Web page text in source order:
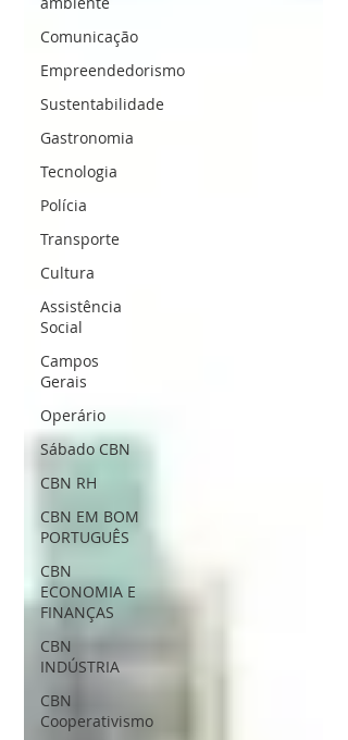
Comunicação
Empreendedorismo
Sustentabilidade
Gastronomia
Tecnologia
Polícia
Transporte
Cultura
Assistência
Social
Campos
Gerais
Operário
Sábado CBN
CBN RH
CBN EM BOM
PORTUGUÊS
CBN
ECONOMIA E
FINANÇAS
CBN
INDÚSTRIA
CBN
Cooperativismo